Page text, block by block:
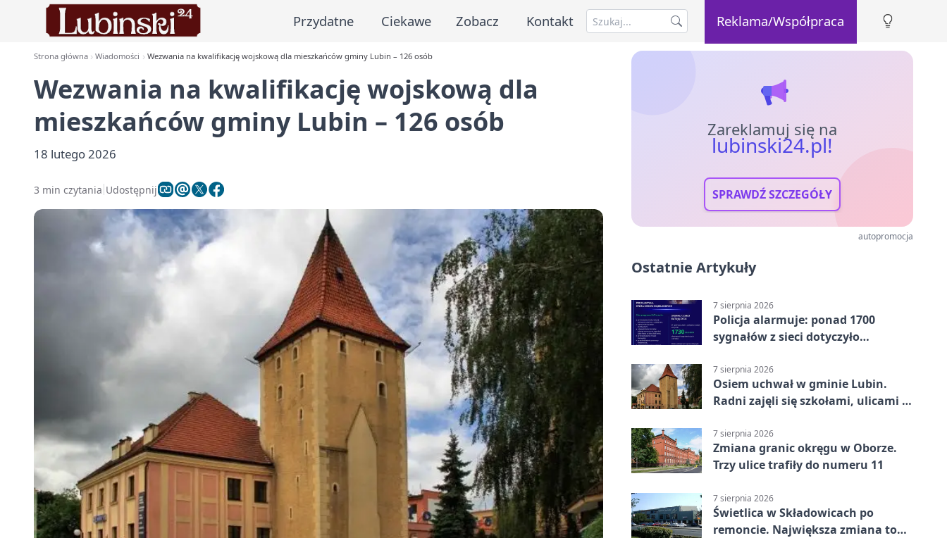
Przydatne Ciekawe Zobacz Kontakt Reklama/Współpraca
Strona główna Wiadomości Wezwania na kwalifikację wojskową dla mieszkańców gminy Lubin – 126 osób
Wezwania na kwalifikację wojskową dla
mieszkańców gminy Lubin – 126 osób
18 lutego 2026
3 min czytania Udostępnij
Zareklamuj się na
lubinski24.pl!
SPRAWDŹ SZCZEGÓŁY
autopromocja
Ostatnie Artykuły
7 sierpnia 2026
Policja alarmuje: ponad 1700
sygnałów z sieci dotyczyło
7 sierpnia 2026
Osiem uchwał w gminie Lubin.
Radni zajęli się szkołami, ulicami i
7 sierpnia 2026
Zmiana granic okręgu w Oborze.
Trzy ulice trafiły do numeru 11
7 sierpnia 2026
Świetlica w Składowicach po
remoncie. Największa zmiana to